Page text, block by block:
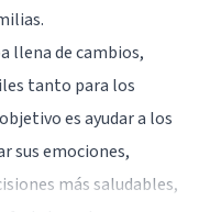
llena de cambios,
tanto para los
es ayudar a los
sus emociones,
más saludables,